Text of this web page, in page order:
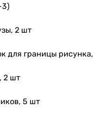
3)
2 шт
для границы рисунка,
2 шт
5 шт